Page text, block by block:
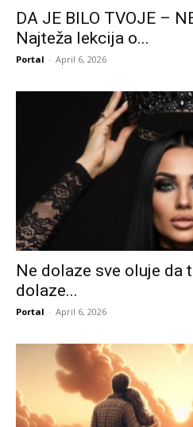
DA JE BILO TVOJE –
Najteža lekcija o...
Portal - April 6, 2026
Ne dolaze sve oluje da
dolaze...
Portal - April 6, 2026